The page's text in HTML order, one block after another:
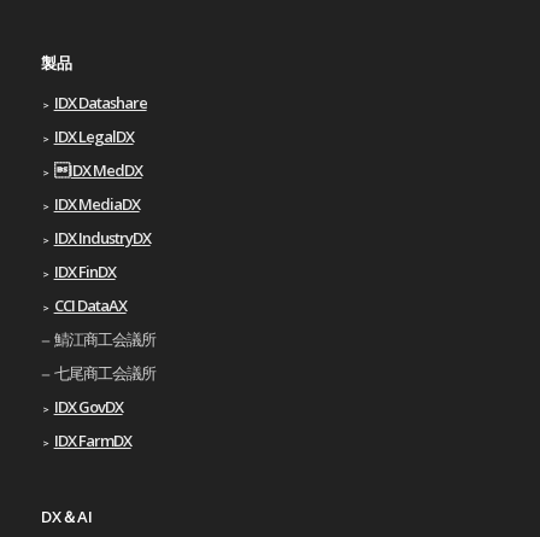
製品
IDX Datashare
IDX LegalDX
IDX MedDX
IDX MediaDX
IDX IndustryDX
IDX FinDX
CCI DataAX
鯖江商工会議所
七尾商工会議所
IDX GovDX
IDX FarmDX
DX＆AI